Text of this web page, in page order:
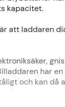
kapacitet.
att laddaren
har
och kan då